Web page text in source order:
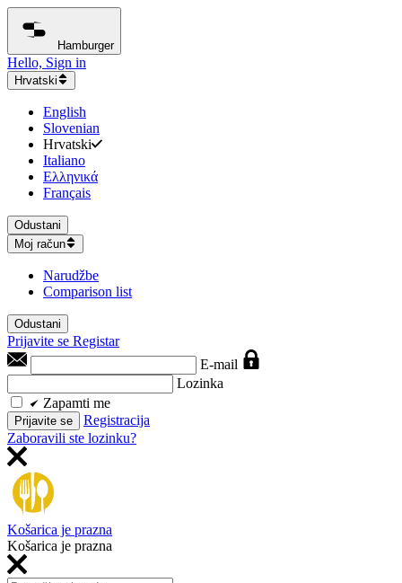
Hamburger
Hello, Sign in
Hrvatski
English
Slovenian
Hrvatski
Italiano
Ελληνικά
Français
Odustani
Moj račun
Narudžbe
Comparison list
Odustani
Prijavite se Registar
E-mail
Lozinka
Zapamti me
Prijavite se
Registracija
Zaboravili ste lozinku?
Košarica je prazna
Košarica je prazna